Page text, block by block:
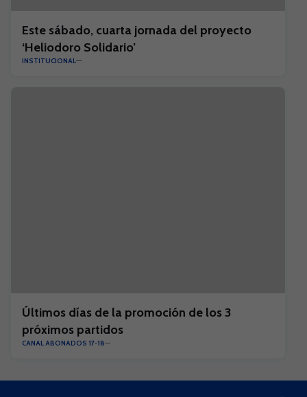
Este sábado, cuarta jornada del proyecto
‘Heliodoro Solidario’
INSTITUCIONAL
Últimos días de la promoción de los 3
próximos partidos
CANAL ABONADOS 17-18